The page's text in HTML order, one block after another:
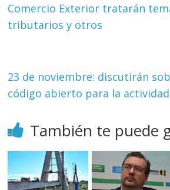
Comercio Exterior tratarán
tributarios y otros
23 de noviembre: discutirán
código abierto para la
También te puede